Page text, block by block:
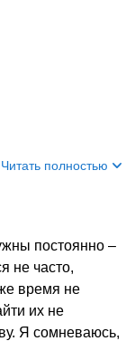
Читать полностью
постоянно –
не часто,
время не
их не
Я сомневаюсь,